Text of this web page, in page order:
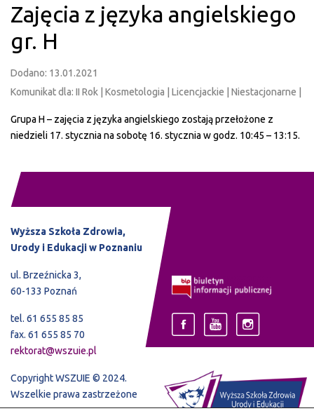
Zajęcia z języka angielskiego
gr. H
Dodano: 13.01.2021
Komunikat dla: II Rok | Kosmetologia | Licencjackie | Niestacjonarne |
Grupa H – zajęcia z języka angielskiego zostają przełożone z
niedzieli 17. stycznia na sobotę 16. stycznia w godz. 10:45 – 13:15.
Wyższa Szkoła Zdrowia,
Urody i Edukacji w Poznaniu
ul. Brzeźnicka 3,
60-133 Poznań
tel. 61 655 85 85
fax. 61 655 85 70
rektorat@wszuie.pl
Copyright WSZUIE © 2024.
Wszelkie prawa zastrzeżone